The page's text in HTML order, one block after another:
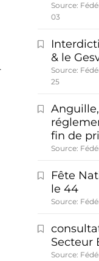
Source:
03
& le
Source:
25
fin de
Source:
Fête
le 44
Source:
Secteur
Source: